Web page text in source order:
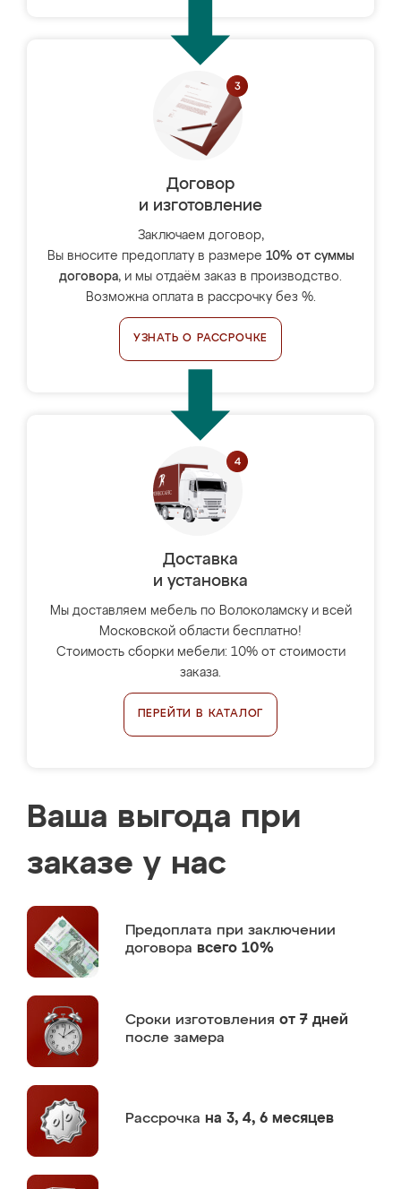
Договор
и изготовление
Заключаем договор,
Вы вносите предоплату в размере 10% от суммы
договора, и мы отдаём заказ в производство.
Возможна оплата в рассрочку без %.
УЗНАТЬ О РАССРОЧКЕ
Доставка
и установка
Мы доставляем мебель по Волоколамску и всей
Московской области бесплатно!
Стоимость сборки мебели: 10% от стоимости
заказа.
ПЕРЕЙТИ В КАТАЛОГ
Ваша выгода при
заказе у нас
Предоплата при заключении
договора всего 10%
Сроки изготовления от 7 дней
после замера
Рассрочка на 3, 4, 6 месяцев